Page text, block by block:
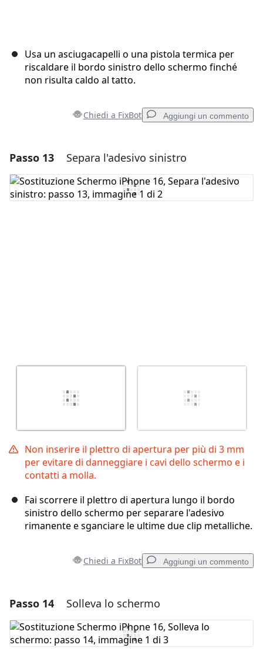
Usa un asciugacapelli o una pistola termica per
riscaldare il bordo sinistro dello schermo finché
non risulta caldo al tatto.
Chiedi a FixBot Aggiungi un commento
Aggiungi un commento
Aggiungi Commento
Passo 13 Separa l'adesivo sinistro
Non inserire il plettro di apertura per più di 3 mm
per evitare di danneggiare i cavi dello schermo e i
contatti a molla.
Fai scorrere il plettro di apertura lungo il bordo
sinistro dello schermo per separare l'adesivo
rimanente e sganciare le ultime due clip metalliche.
Chiedi a FixBot Aggiungi un commento
Aggiungi un commento
Aggiungi Commento
Passo 14 Solleva lo schermo